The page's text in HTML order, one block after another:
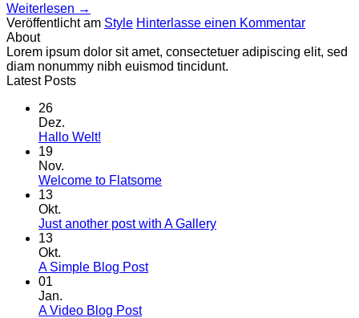
Weiterlesen →
Veröffentlicht am Style Hinterlasse einen Kommentar
About
Lorem ipsum dolor sit amet, consectetuer adipiscing elit, sed
diam nonummy nibh euismod tincidunt.
Latest Posts
26
Dez.
Hallo Welt!
Hallo
19
Nov.
Welcome to FlatsomeKeine
Welcome
13
Okt.
Just another post with A GalleryKeine
13
Okt.
A Simple Blog PostKeine
01
Jan.
A Video Blog PostKeine